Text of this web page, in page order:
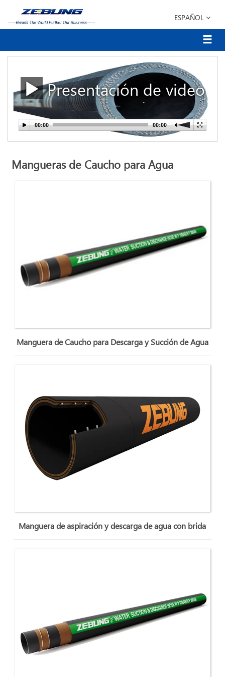
ESPAÑOL
Presentación de video
Mangueras de Caucho para Agua
Manguera de Caucho para Descarga y Succión de Agua
Manguera de aspiración y descarga de agua con brida